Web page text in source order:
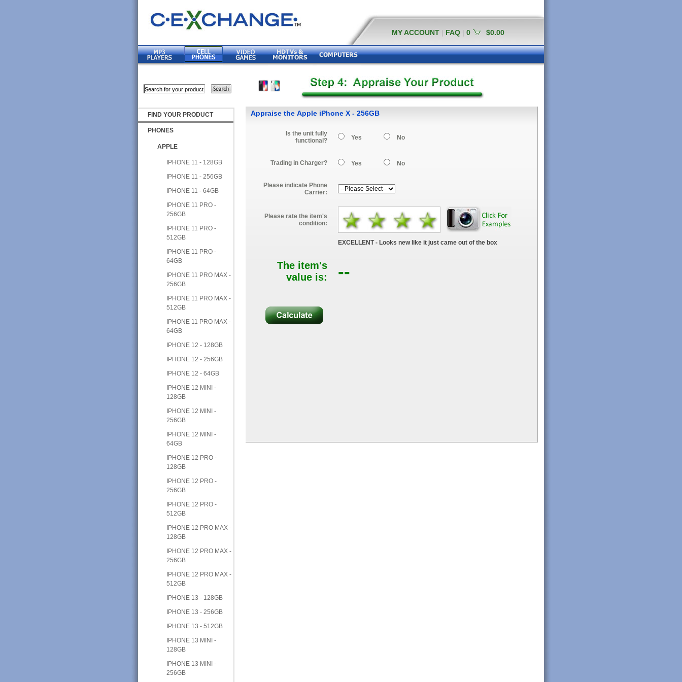
MY ACCOUNT FAQ 0 $0.00
FIND YOUR PRODUCT
PHONES
APPLE
IPHONE 11 - 128GB
IPHONE 11 - 256GB
IPHONE 11 - 64GB
IPHONE 11 PRO -
256GB
IPHONE 11 PRO -
512GB
IPHONE 11 PRO -
64GB
IPHONE 11 PRO MAX -
256GB
IPHONE 11 PRO MAX -
512GB
IPHONE 11 PRO MAX -
64GB
IPHONE 12 - 128GB
IPHONE 12 - 256GB
IPHONE 12 - 64GB
IPHONE 12 MINI -
128GB
IPHONE 12 MINI -
256GB
IPHONE 12 MINI -
64GB
IPHONE 12 PRO -
128GB
IPHONE 12 PRO -
256GB
IPHONE 12 PRO -
512GB
IPHONE 12 PRO MAX -
128GB
IPHONE 12 PRO MAX -
256GB
IPHONE 12 PRO MAX -
512GB
IPHONE 13 - 128GB
IPHONE 13 - 256GB
IPHONE 13 - 512GB
IPHONE 13 MINI -
128GB
IPHONE 13 MINI -
256GB
Appraise the Apple iPhone X - 256GB
Is the unit fully
functional?
Yes No
Trading in Charger? Yes No
Please indicate Phone
Carrier:
Please rate the item's
condition:
EXCELLENT - Looks new like it just came out of the box
The item's
value is:
--